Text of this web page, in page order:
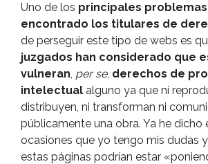
Uno de los principales problemas
encontrado los titulares de
de perseguir este tipo de webs es
juzgados han considerado que
vulneran, per se, derechos de
intelectual alguno ya que ni
distribuyen, ni transforman ni
públicamente una obra. Ya he dicho
ocasiones que yo tengo mis dudas
estas páginas podrí­an estar